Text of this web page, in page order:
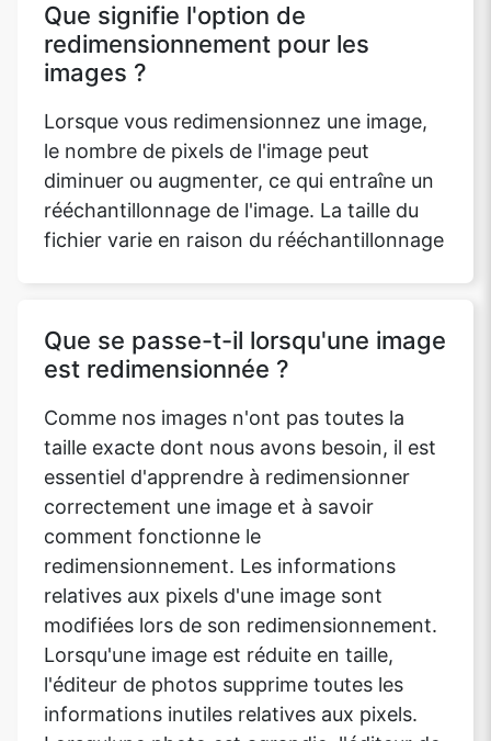
Que signifie l'option de
redimensionnement pour les
images ?
Lorsque vous redimensionnez une image,
le nombre de pixels de l'image peut
diminuer ou augmenter, ce qui entraîne un
rééchantillonnage de l'image. La taille du
fichier varie en raison du rééchantillonnage
Que se passe-t-il lorsqu'une image
est redimensionnée ?
Comme nos images n'ont pas toutes la
taille exacte dont nous avons besoin, il est
essentiel d'apprendre à redimensionner
correctement une image et à savoir
comment fonctionne le
redimensionnement. Les informations
relatives aux pixels d'une image sont
modifiées lors de son redimensionnement.
Lorsqu'une image est réduite en taille,
l'éditeur de photos supprime toutes les
informations inutiles relatives aux pixels.